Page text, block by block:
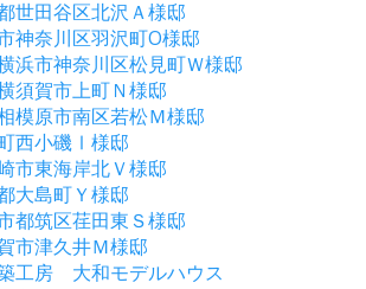
世田谷区北沢Ａ様邸
神奈川区羽沢町O様邸
浜市神奈川区松見町Ｗ様邸
須賀市上町Ｎ様邸
模原市南区若松Ｍ様邸
西小磯Ⅰ様邸
市東海岸北Ｖ様邸
大島町Ｙ様邸
都筑区荏田東Ｓ様邸
市津久井Ｍ様邸
工房 大和モデルハウス